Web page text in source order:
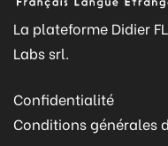
La plateforme Didier
Labs srl.
Confidentialité
Conditions générales